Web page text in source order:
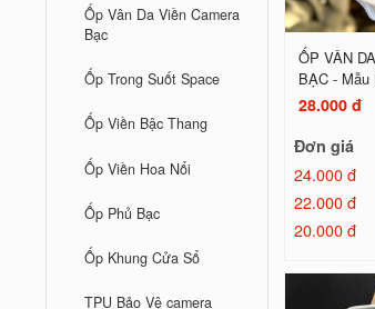
Ốp Vân Da Viền Camera
Bạc
Ốp Trong Suốt Space
Ốp Viền Bậc Thang
Ốp Viền Hoa Nổi
Ốp Phủ Bạc
Ốp Khung Cửa Sổ
TPU Bảo Vệ camera
ỐP VÂN
BẠC - Mẫu
28.000 đ
Đơn giá
24.000 đ
22.000 đ
20.000 đ